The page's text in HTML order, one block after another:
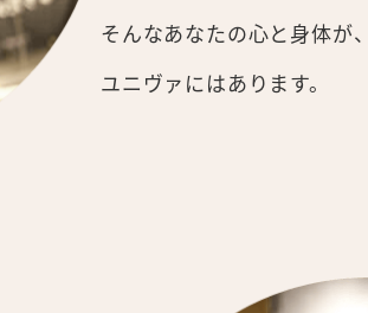
そんなあなたの心と身体が
ユニヴァにはあります。